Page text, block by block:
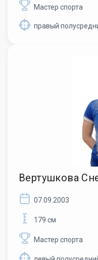
Мастер спорта
правый
Вертушкова
07.09.2003
179 см
Мастер спорта